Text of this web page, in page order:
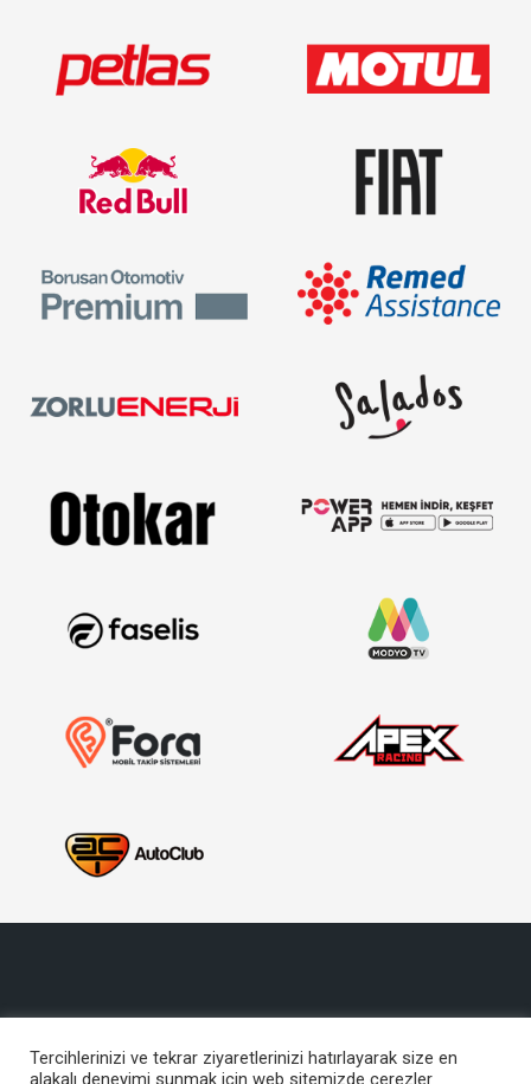
Tercihlerinizi ve tekrar ziyaretlerinizi hatırlayarak size en
alakalı deneyimi sunmak için web sitemizde çerezler